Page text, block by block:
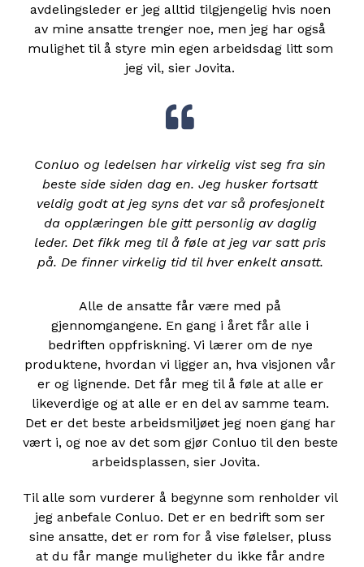
avdelingsleder er jeg alltid tilgjengelig hvis noen
av mine ansatte trenger noe, men jeg har også
mulighet til å styre min egen arbeidsdag litt som
jeg vil, sier Jovita.
Conluo og ledelsen har virkelig vist seg fra sin
beste side siden dag en. Jeg husker fortsatt
veldig godt at jeg syns det var så profesjonelt
da opplæringen ble gitt personlig av daglig
leder. Det fikk meg til å føle at jeg var satt pris
på. De finner virkelig tid til hver enkelt ansatt.
Alle de ansatte får være med på
gjennomgangene. En gang i året får alle i
bedriften oppfriskning. Vi lærer om de nye
produktene, hvordan vi ligger an, hva visjonen vår
er og lignende. Det får meg til å føle at alle er
likeverdige og at alle er en del av samme team.
Det er det beste arbeidsmiljøet jeg noen gang har
vært i, og noe av det som gjør Conluo til den beste
arbeidsplassen, sier Jovita.
Til alle som vurderer å begynne som renholder vil
jeg anbefale Conluo. Det er en bedrift som ser
sine ansatte, det er rom for å vise følelser, pluss
at du får mange muligheter du ikke får andre